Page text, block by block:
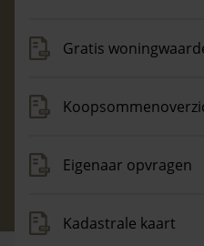
Maandag t/m vrijdag -
Gratis
Eigenaar opvragen
Kadastrale kaart